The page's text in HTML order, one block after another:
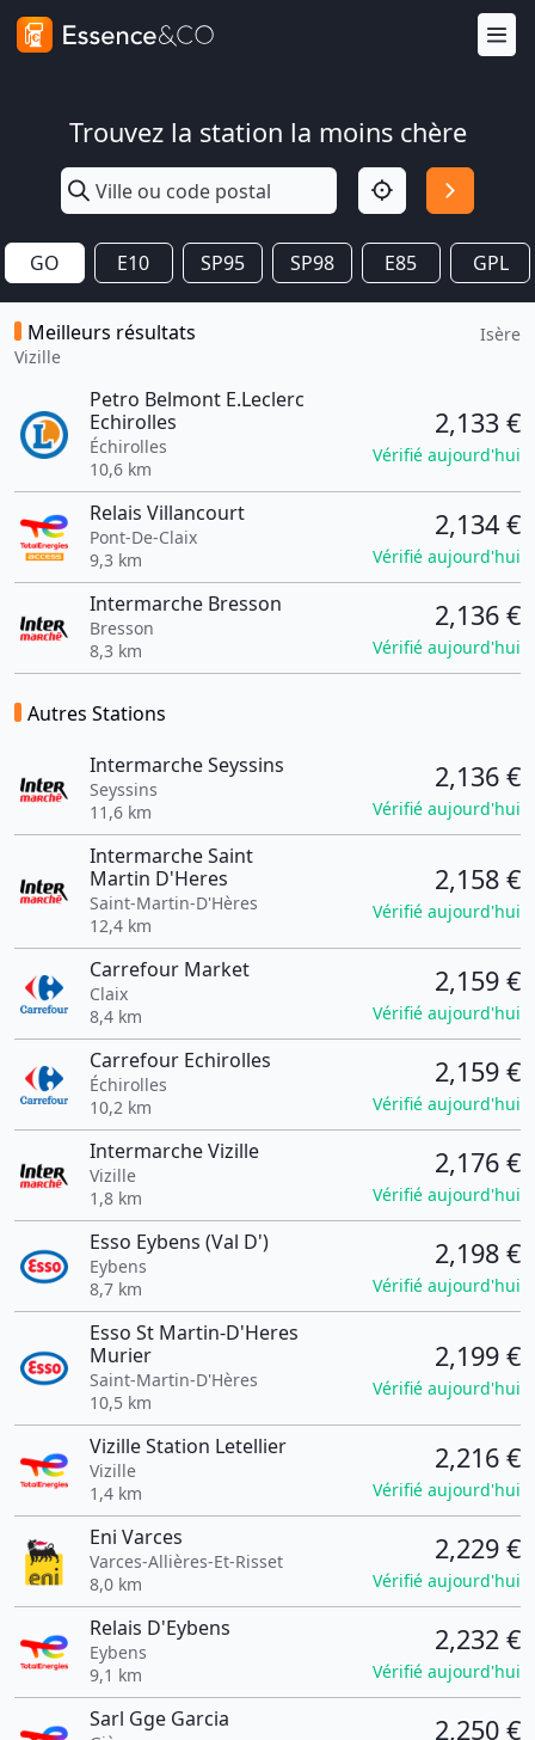
Trouvez la station la moins chère
GO E10 SP95 SP98 E85 GPL
Meilleurs résultats
Vizille
Isère
Petro Belmont E.Leclerc
Echirolles
Échirolles
10,6 km
2,133 €
Vérifié aujourd'hui
Relais Villancourt
Pont-De-Claix
9,3 km
2,134 €
Vérifié aujourd'hui
Intermarche Bresson
Bresson
8,3 km
2,136 €
Vérifié aujourd'hui
Autres Stations
Intermarche Seyssins
Seyssins
11,6 km
2,136 €
Vérifié aujourd'hui
Intermarche Saint
Martin D'Heres
Saint-Martin-D'Hères
12,4 km
2,158 €
Vérifié aujourd'hui
Carrefour Market
Claix
8,4 km
2,159 €
Vérifié aujourd'hui
Carrefour Echirolles
Échirolles
10,2 km
2,159 €
Vérifié aujourd'hui
Intermarche Vizille
Vizille
1,8 km
2,176 €
Vérifié aujourd'hui
Esso Eybens (Val D')
Eybens
8,7 km
2,198 €
Vérifié aujourd'hui
Esso St Martin-D'Heres
Murier
Saint-Martin-D'Hères
10,5 km
2,199 €
Vérifié aujourd'hui
Vizille Station Letellier
Vizille
1,4 km
2,216 €
Vérifié aujourd'hui
Eni Varces
Varces-Allières-Et-Risset
8,0 km
2,229 €
Vérifié aujourd'hui
Relais D'Eybens
Eybens
9,1 km
2,232 €
Vérifié aujourd'hui
Sarl Gge Garcia 2,250 €